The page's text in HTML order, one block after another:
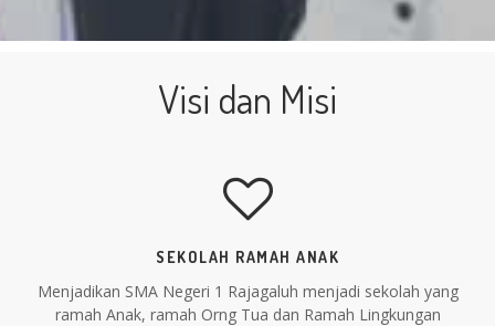
Visi dan Misi
SEKOLAH RAMAH ANAK
Menjadikan SMA Negeri 1 Rajagaluh menjadi sekolah yang
ramah Anak, ramah Orng Tua dan Ramah Lingkungan